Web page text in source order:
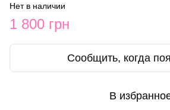
Нет в наличии
1 800 грн
Сообщить, когда
В